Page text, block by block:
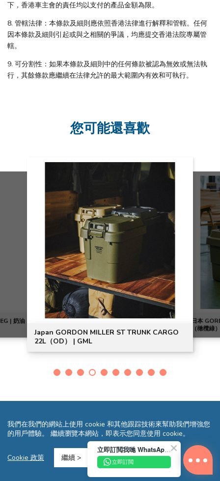
下，香港車主會的責任均以支付的產品金額為限。
8. 管轄法律：本條款及細則應依照香港法律進行解釋和管轄。任何
因本條款及細則引起或與之相關的爭議，均應提交香港法院專屬管
轄。
9. 可分割性：如果本條款及細則中的任何條款被認為無效或無法執
行，其餘條款應繼續在法律允許的最大範圍內有效和可執行。
您可能還喜歡
| 奶油
Japan GORDON MILLER ST TRUNK CARGO
22L（OD） | GML
日本
（橄欖綠
隱私聲明 常見問題 網站地圖
Copyright © 2026 Reliance Motors Ltd. All rights reserved.
我們在我們的網站上使用 cookie 和其他跟踪技術來幫助我們增強您
的用戶體驗。 繼續瀏覽本網站，即表示您同意使用 cookie。
Cookie 政策 繼續 >
立即訂閲我哋 WhatsApp 即送您 HK$10 迎新優惠券!
立即訂閲